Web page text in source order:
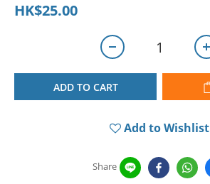
HK$25.00
ADD TO CART
Add to Wishlist
Share